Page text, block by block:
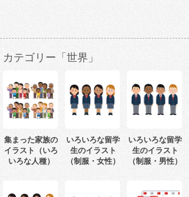
カテゴリー「世界」
集まった家族の
イラスト（いろ
いろな人種）
いろいろな留学
生のイラスト
（制服・女性）
いろいろな留学
生のイラスト
（制服・男性）